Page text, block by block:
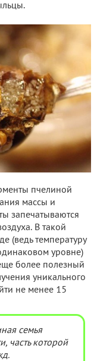
пчелиной
массы и
запечатываются
В такой
(ведь температуру
уровне)
более полезный
уникального
не менее 15
семья
часть которой